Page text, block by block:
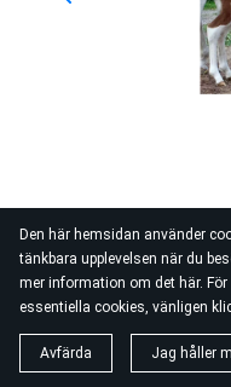
Den här hemsidan använder
tänkbara upplevelsen när du
mer information om det här.
essentiella cookies, vänligen
Avfärda Jag håller